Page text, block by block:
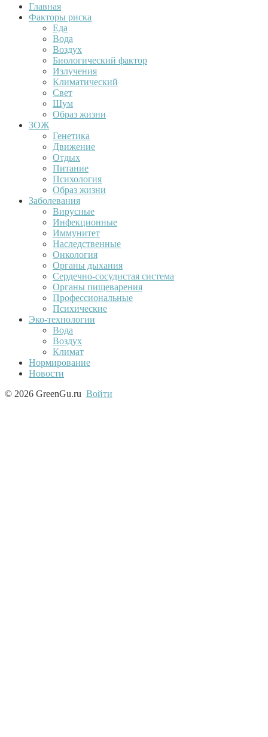
Главная
Факторы риска
Еда
Вода
Воздух
Биологический фактор
Излучения
Климатический
Свет
Шум
Образ жизни
ЗОЖ
Генетика
Движение
Отдых
Питание
Психология
Образ жизни
Заболевания
Вирусные
Инфекционные
Иммунитет
Наследственные
Онкология
Органы дыхания
Сердечно-сосудистая система
Органы пищеварения
Профессиональные
Психические
Эко-технологии
Вода
Воздух
Климат
Нормирование
Новости
© 2026 GreenGu.ru Войти